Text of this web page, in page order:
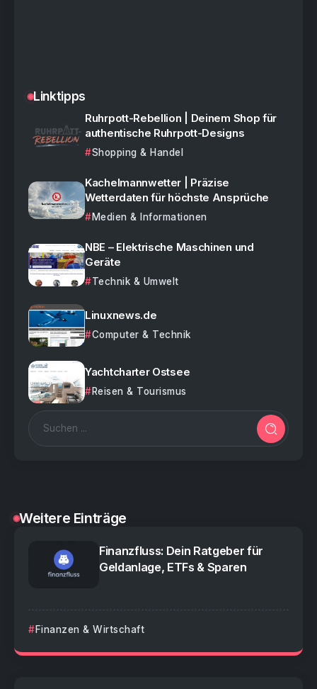
Linktipps
Ruhrpott-Rebellion | Deinem Shop für
authentische Ruhrpott-Designs
Shopping & Handel
Kachelmannwetter | Präzise
Wetterdaten für höchste Ansprüche
Medien & Informationen
NBE – Elektrische Maschinen und
Geräte
Technik & Umwelt
Linuxnews.de
Computer & Technik
Yachtcharter Ostsee
Reisen & Tourismus
Weitere Einträge
Finanzfluss: Dein Ratgeber für
Geldanlage, ETFs & Sparen
Finanzen & Wirtschaft